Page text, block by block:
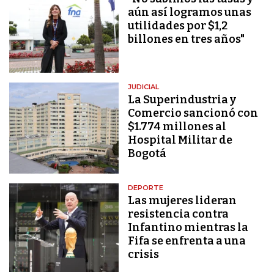
aún así logramos unas
utilidades por $1,2
billones en tres años"
JUDICIAL
La Superindustria y
Comercio sancionó con
$1.774 millones al
Hospital Militar de
Bogotá
DEPORTE
Las mujeres lideran
resistencia contra
Infantino mientras la
Fifa se enfrenta a una
crisis